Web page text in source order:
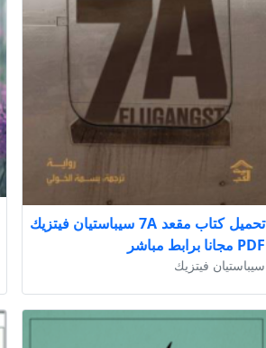
تحميل كتاب مقعد 7A سيباستيان فيتزيك
PDF مجانا برابط مباشر
سيباستيان فيتزيك